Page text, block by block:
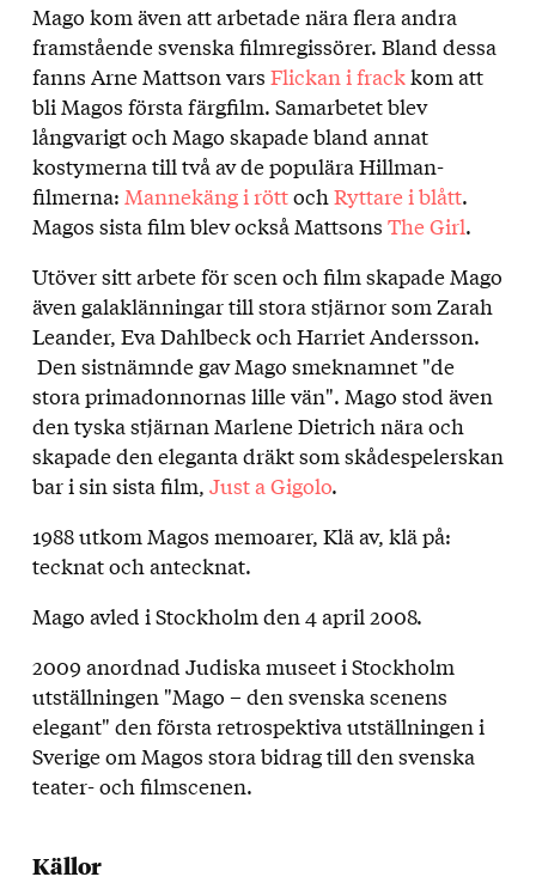
Mago kom även att arbetade nära flera andra
framstående svenska filmregissörer. Bland dessa
fanns Arne Mattson vars Flickan i frackkom att
bli Magos första färgfilm. Samarbetet blev
långvarigt och Mago skapade bland annat
kostymerna till två av de populära Hillman-
filmerna: Mannekäng i röttochRyttare i blått.
Magos sista film blev också Mattsons The Girl.
Utöver sitt arbete för scen och film skapade Mago
även galaklänningar till stora stjärnor som Zarah
Leander, Eva Dahlbeck och Harriet Andersson.
Den sistnämnde gav Mago smeknamnet "de
stora primadonnornas lille vän". Mago stod även
den tyska stjärnan Marlene Dietrich nära och
skapade den eleganta dräkt som skådespelerskan
bar i sin sista film, Just a Gigolo.
1988 utkom Magos memoarer, Klä av, klä på:
tecknat och antecknat.
Mago avled i Stockholm den 4 april 2008.
2009 anordnad Judiska museet i Stockholm
utställningen "Mago – den svenska scenens
elegant" den första retrospektiva utställningen i
Sverige om Magos stora bidrag till den svenska
teater- och filmscenen.
Källor